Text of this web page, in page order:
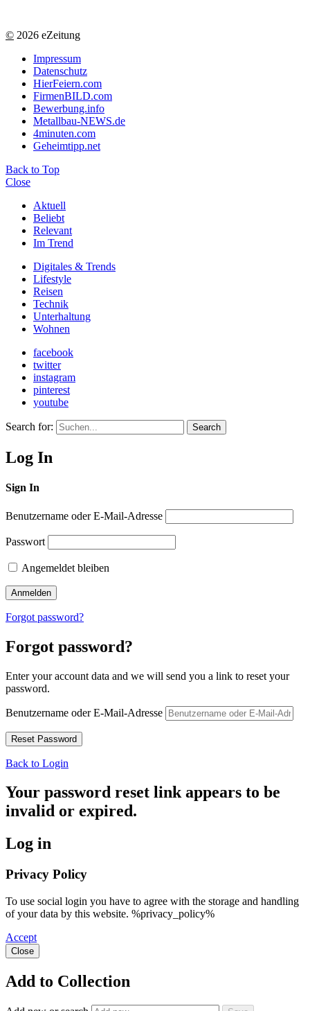
© 2026 eZeitung
Impressum
Datenschutz
HierFeiern.com
FirmenBILD.com
Bewerbung.info
Metallbau-NEWS.de
4minuten.com
Geheimtipp.net
Back to Top
Close
Aktuell
Beliebt
Relevant
Im Trend
Digitales & Trends
Lifestyle
Reisen
Technik
Unterhaltung
Wohnen
facebook
twitter
instagram
pinterest
youtube
Search for: Search
Log In
Sign In
Benutzername oder E-Mail-Adresse
Passwort
Angemeldet bleiben
Forgot password?
Forgot password?
Enter your account data and we will send you a link to reset your
password.
Benutzername oder E-Mail-Adresse
Back to Login
Your password reset link appears to be
invalid or expired.
Log in
Privacy Policy
To use social login you have to agree with the storage and handling
of your data by this website. %privacy_policy%
Accept
Close
Add to Collection